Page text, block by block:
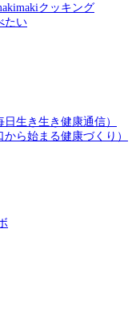
クッキング
たい
生き生き健康通信）
ら始まる健康づくり）